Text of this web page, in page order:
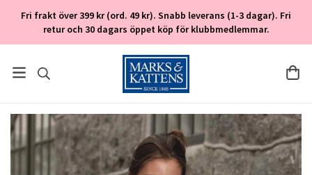
Fri frakt över 399 kr (ord. 49 kr). Snabb leverans (1-3 dagar). Fri
retur och 30 dagars öppet köp för klubbmedlemmar.